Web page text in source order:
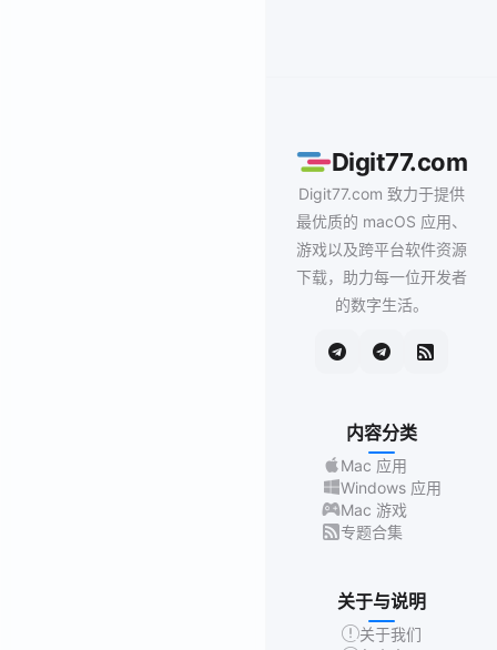
Digit77.com
Digit77.com 致力于提供
最优质的 macOS 应用、
游戏以及跨平台软件资源
下载，助力每一位开发者
的数字生活。
内容分类
Mac 应用
Windows 应用
Mac 游戏
专题合集
关于与说明
关于我们